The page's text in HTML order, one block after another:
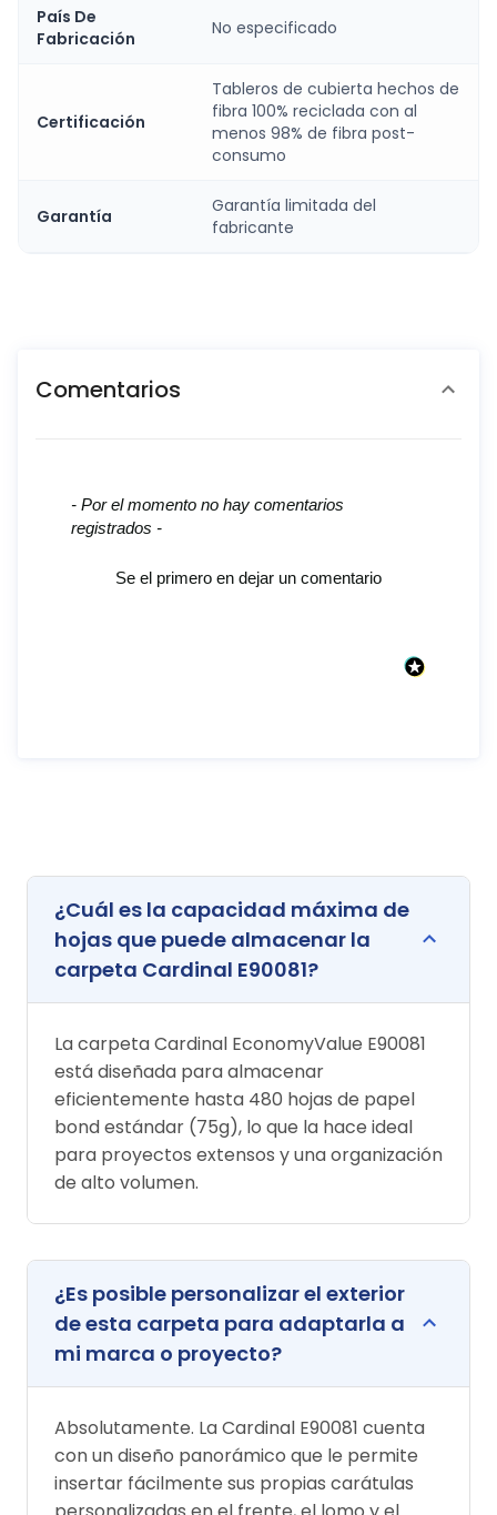
País De
Fabricación
No especificado
Certificación
Tableros de cubierta hechos de
fibra 100% reciclada con al
menos 98% de fibra post-
consumo
Garantía
Garantía limitada del
fabricante
Comentarios
- Por el momento no hay comentarios
registrados -
Se el primero en dejar un comentario
New content loaded
¿Cuál es la capacidad máxima de
hojas que puede almacenar la
carpeta Cardinal E90081?
La carpeta Cardinal EconomyValue E90081
está diseñada para almacenar
eficientemente hasta 480 hojas de papel
bond estándar (75g), lo que la hace ideal
para proyectos extensos y una organización
de alto volumen.
¿Es posible personalizar el exterior
de esta carpeta para adaptarla a
mi marca o proyecto?
Absolutamente. La Cardinal E90081 cuenta
con un diseño panorámico que le permite
insertar fácilmente sus propias carátulas